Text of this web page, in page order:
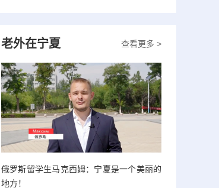
查看更多 >
老外在宁夏
俄罗斯留学生马克西姆：宁夏是一个美丽的
地方！